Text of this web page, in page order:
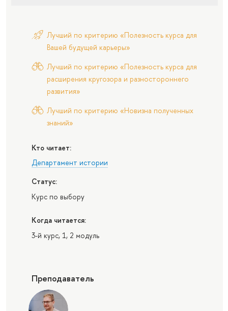
Лучший по критерию «Полезность курса для
Вашей будущей карьеры»
Лучший по критерию «Полезность курса для
расширения кругозора и разностороннего
развития»
Лучший по критерию «Новизна полученных
знаний»
Кто читает:
Департамент истории
Статус:
Курс по выбору
Когда читается:
3-й курс, 1, 2 модуль
Преподаватель